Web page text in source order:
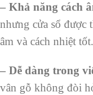
– Khả năng cách
nhưng cửa sổ được
âm và cách nhiệt tốt.
– Dễ dàng trong
vân gỗ không đòi